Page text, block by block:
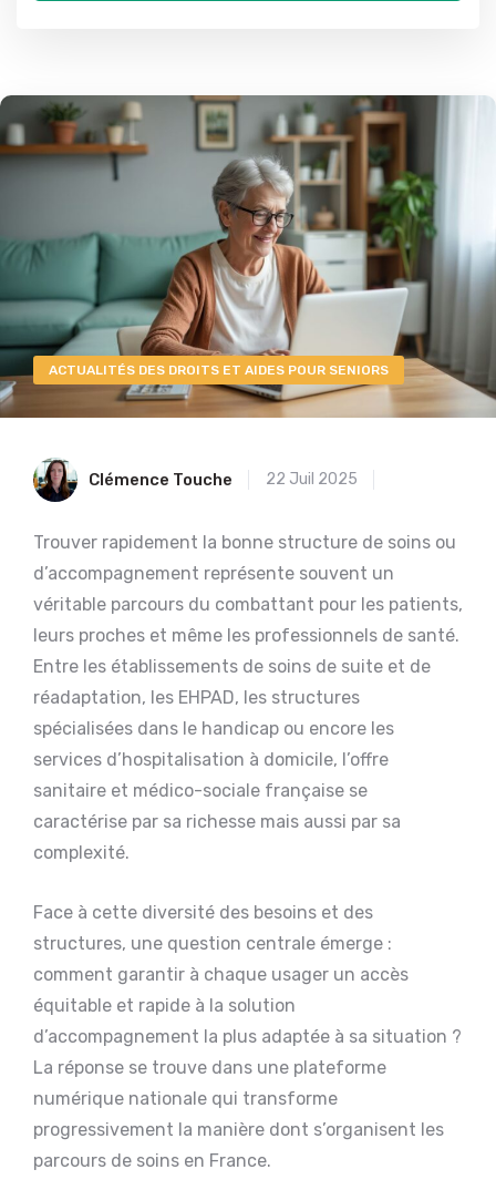
ACTUALITÉS DES DROITS ET AIDES POUR SENIORS
Clémence Touche 22 Juil 2025
Trouver rapidement la bonne structure de soins ou
d’accompagnement représente souvent un
véritable parcours du combattant pour les patients,
leurs proches et même les professionnels de santé.
Entre les établissements de soins de suite et de
réadaptation, les EHPAD, les structures
spécialisées dans le handicap ou encore les
services d’hospitalisation à domicile, l’offre
sanitaire et médico-sociale française se
caractérise par sa richesse mais aussi par sa
complexité.
Face à cette diversité des besoins et des
structures, une question centrale émerge :
comment garantir à chaque usager un accès
équitable et rapide à la solution
d’accompagnement la plus adaptée à sa situation ?
La réponse se trouve dans une plateforme
numérique nationale qui transforme
progressivement la manière dont s’organisent les
parcours de soins en France.